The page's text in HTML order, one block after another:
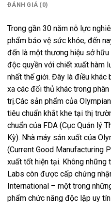
ĐÁNH GIÁ (0)
Trong gần 30 năm nỗ lực
phẩm bảo vệ sức khỏe, đến
đến là một thương hiệu sở
độc quyền với chiết xuất hàm
nhất thế giới. Đây là điều khác
xa các đối thủ khác trong
trị.Các sản phẩm của
tiêu chuẩn khắt khe tại thị
chuẩn của FDA (Cục Quản lý
Kỳ). Nhà máy sản xuất của
(Current Good Manufacturing
xuất tốt hiện tại. Không những
Labs còn được cấp chứng
International – một trong
phẩm chức năng độc lập uy tín